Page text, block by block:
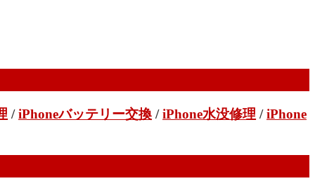
/iPhoneバッテリー交換 /iPhone水没修理 /iPhone